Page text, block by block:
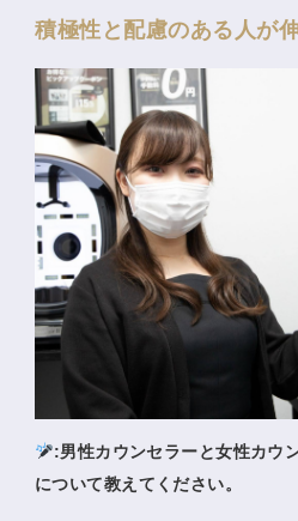
積極性と配慮のある人が
:男性カウンセラーと女性カウ
について教えてください。